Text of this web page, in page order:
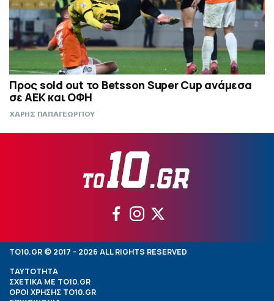
Προς sold out το Betsson Super Cup ανάμεσα
σε ΑΕΚ και ΟΦΗ
ΧΑΡΗΣ ΠΑΠΑΓΕΩΡΓΙΟΥ
TO10.GR © 2017 - 2026 ALL RIGHTS RESERVED
ΤΑΥΤΟΤΗΤΑ
ΣΧΕΤΙΚΑ ΜΕ TO10.GR
ΟΡΟΙ ΧΡΗΣΗΣ TO10.GR